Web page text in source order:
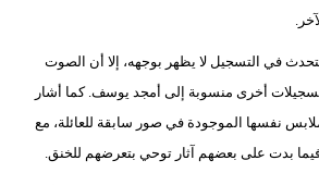
في التسجيل لا يظهر بوجهه، إلا أن الصوت
أخرى منسوبة إلى أمجد يوسف. كما أشار
نفسها الموجودة في صور سابقة للعائلة، مع
بدت على بعضهم آثار توحي بتعرضهم للخنق.